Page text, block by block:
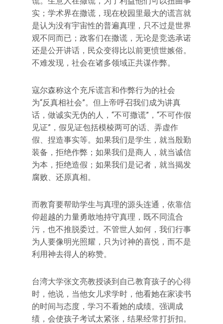
实；学术界在撒谎，现在校园里最大的谎言就
是认为没有宇宙性的普遍真理，只不过是世界
观不同而已；政客们在撒谎，无论是竞选承诺
还是公开讲话，民众变得比以前更愤世嫉俗。
不难发现，社会在诸多领域正共谋作弊。
寇尔森称这个充斥谎言和作弊行为的社会
为“反真相社会”。但上帝呼召我们成为讲真
话，做诚实无伪的人，“不可撒谎”，“不可作假
见证”，假见证包括模棱两可的话、弄虚作
假、捏造事实等。如果我们是学生，就当殷勤
装备，拒绝作弊；如果我们是商人，就当诚信
为本，拒绝造假；如果我们是记者，就当揭发
腐败、还原真相。
而教育要帮助学生与真理的源头连通，依靠信
仰超越的力量勇敢地持守真理，既不同流合
污，也不推脱委过。不管世人如何，我们行事
为人要像明光照耀，只为讨神的喜悦，而不是
利用神去得人的称赞。
台湾大学张文亮教授谈到自己教育孩子的心得
时，他说，当他女儿求学时，他看她在家读书
的时间与态度，学习不看她的成绩。强调成
绩，会使孩子考试太紧张，结果经常打折扣。